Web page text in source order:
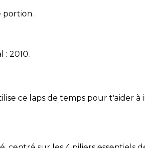
portion.
: 2010.
ce laps de temps pour t'aider à